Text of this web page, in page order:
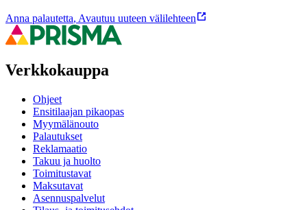
Anna palautetta, Avautuu uuteen välilehteen
Verkkokauppa
Ohjeet
Ensitilaajan pikaopas
Myymälänouto
Palautukset
Reklamaatio
Takuu ja huolto
Toimitustavat
Maksutavat
Asennuspalvelut